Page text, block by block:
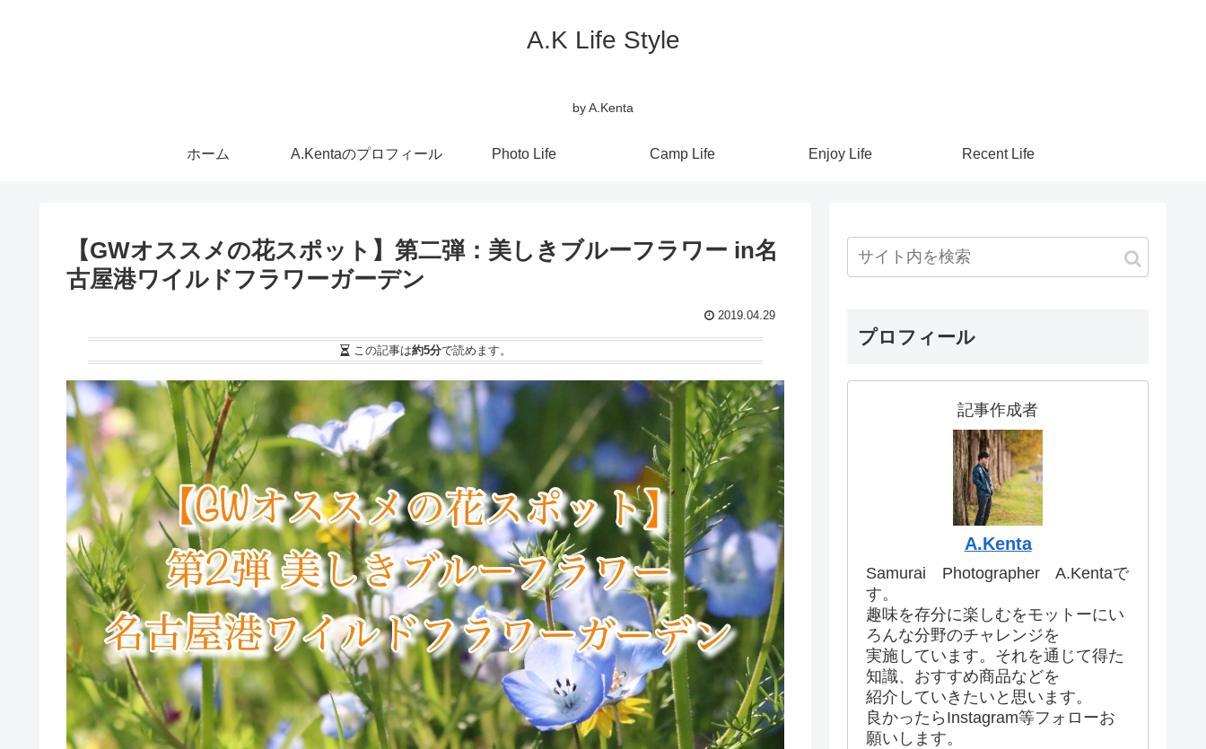
A.K Life Style
by A.Kenta
ホーム A.Kentaのプロフィール Photo Life Camp Life Enjoy Life Recent Life
【GWオススメの花スポット】第二弾：美しきブルーフラワー in名
古屋港ワイルドフラワーガーデン
2019.04.29
この記事は約5分で読めます。
プロフィール
記事作成者
A.Kenta
Samurai Photographer A.Kentaで
す。
趣味を存分に楽しむをモットーにい
ろんな分野のチャレンジを
実施しています。それを通じて得た
知識、おすすめ商品などを
紹介していきたいと思います。
良かったらInstagram等フォローお
願いします。